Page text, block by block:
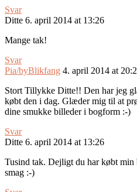
Svar
Ditte 6. april 2014 at 13:26
Mange tak!
Svar
Pia/byBlikfang 4. april 2014 at
Stort Tillykke Ditte!! Den har jeg
købt den i dag. Glæder mig til at
dine smukke billeder i bogform :-)
Svar
Ditte 6. april 2014 at 13:26
Tusind tak. Dejligt du har købt min
smag :-)